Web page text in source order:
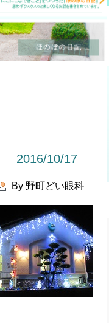
2016/10/17
By 野町どい眼科